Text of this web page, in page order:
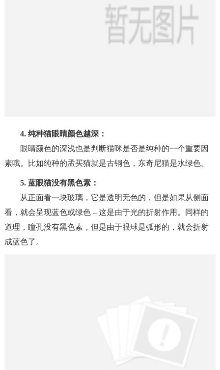
4. 纯种猫眼睛颜色越深：
眼睛颜色的深浅也是判断猫咪是否是纯种的一个重要因
素哦。比如纯种的孟买猫就是古铜色，东奇尼猫是水绿色。
5. 蓝眼猫没有黑色素：
从正面看一块玻璃，它是透明无色的，但是如果从侧面
看，就会呈现蓝色或绿色 – 这是由于光的折射作用。同样的
道理，瞳孔没有黑色素，但是由于眼球是弧形的，就会折射
成蓝色了。